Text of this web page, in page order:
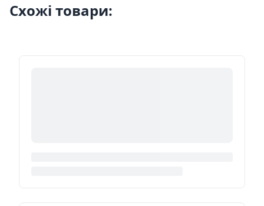
Схожі товари: